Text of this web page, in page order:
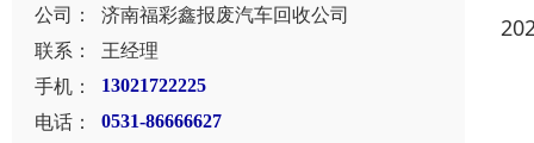
公司：
济南福彩鑫报废汽车回收公司
联系：
王经理
手机：
13021722225
电话： 0531-86666627